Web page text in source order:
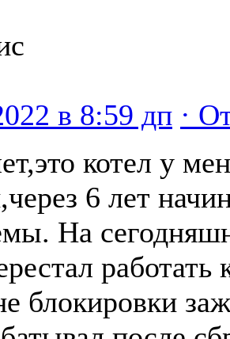
в 8:59 дп ·
котел у
6 лет
На
работать
блокировки